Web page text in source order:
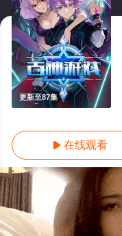
更新至87集
 在线观看